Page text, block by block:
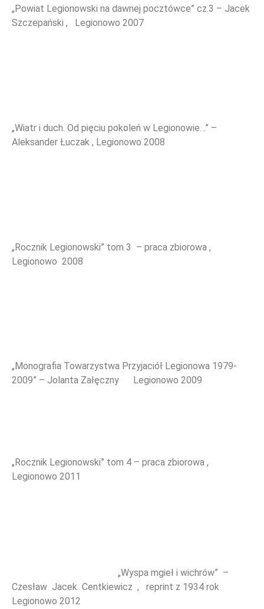
„Powiat Legionowski na dawnej pocztówce” cz.3 – Jacek
Szczepański , Legionowo 2007
„Wiatr i duch. Od pięciu pokoleń w Legionowie…” –
Aleksander Łuczak , Legionowo 2008
„Rocznik Legionowski” tom 3 – praca zbiorowa ,
Legionowo 2008
„Monografia Towarzystwa Przyjaciół Legionowa 1979-
2009” – Jolanta Załęczny Legionowo 2009
„Rocznik Legionowski” tom 4 – praca zbiorowa ,
Legionowo 2011
„Wyspa mgieł i wichrów” –
Czesław Jacek Centkiewicz , reprint z 1934 rok
Legionowo 2012